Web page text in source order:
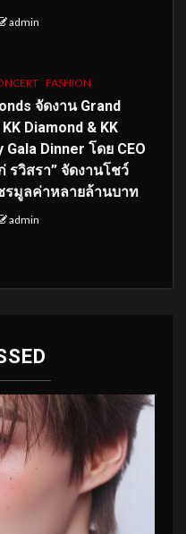
admin
FASHION
จัดงาน Grand
Diamond & KK
Gala Dinner โดย CEO
รวิสรา” จัดงานโชว์
รมูลค่าหลายล้านบาท
admin